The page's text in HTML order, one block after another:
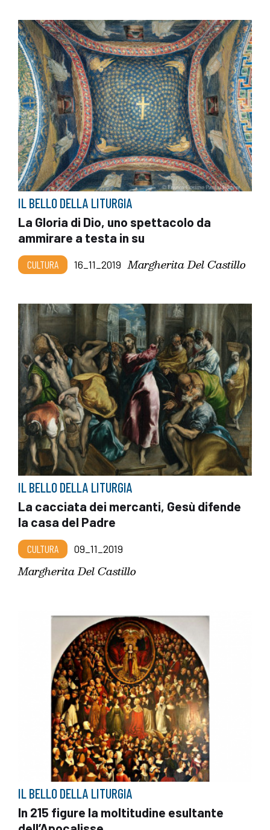
IL BELLO DELLA LITURGIA
La Gloria di Dio, uno spettacolo da
ammirare a testa in su
CULTURA 16_11_2019 Margherita Del Castillo
IL BELLO DELLA LITURGIA
La cacciata dei mercanti, Gesù difende
la casa del Padre
CULTURA 09_11_2019
Margherita Del Castillo
IL BELLO DELLA LITURGIA
In 215 figure la moltitudine esultante